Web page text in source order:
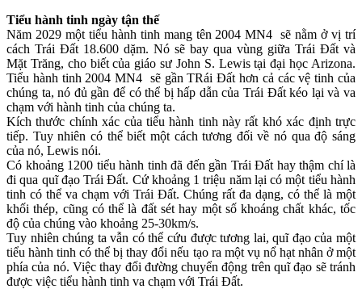
Tiểu hành tinh ngày tận thế
Năm 2029 một tiểu hành tinh mang tên 2004 MN4 sẽ nằm ở vị trí
cách Trái Đất 18.600 dặm. Nó sẽ bay qua vùng giữa Trái Đất và
Mặt Trăng, cho biết của giáo sư John S. Lewis tại đại học Arizona.
Tiểu hành tinh 2004 MN4 sẽ gần TRái Đất hơn cả các vệ tinh của
chúng ta, nó đủ gần để có thể bị hấp dẫn của Trái Đất kéo lại và va
chạm với hành tinh của chúng ta.
Kích thước chính xác của tiểu hành tinh này rất khó xác định trực
tiếp. Tuy nhiên có thể biết một cách tương đối về nó qua độ sáng
của nó, Lewis nói.
Có khoảng 1200 tiểu hành tinh đã đến gần Trái Đất hay thậm chí là
đi qua quĩ đạo Trái Đất. Cứ khoảng 1 triệu năm lại có một tiểu hành
tinh có thể va chạm với Trái Đất. Chúng rất đa dạng, có thể là một
khối thép, cũng có thể là đất sét hay một số khoáng chất khác, tốc
độ của chúng vào khoảng 25-30km/s.
Tuy nhiên chúng ta vẫn có thể cứu được tương lai, quĩ đạo của một
tiểu hành tinh có thể bị thay đổi nếu tạo ra một vụ nổ hạt nhân ở một
phía của nó. Việc thay đổi đường chuyển động trên quĩ đạo sẽ tránh
được việc tiểu hành tinh va chạm với Trái Đất.